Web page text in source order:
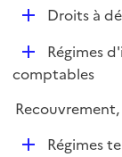
p
l
i
e
r
D
l
e
Droits à
D
é
l
Régimes
comptables
DRégimes